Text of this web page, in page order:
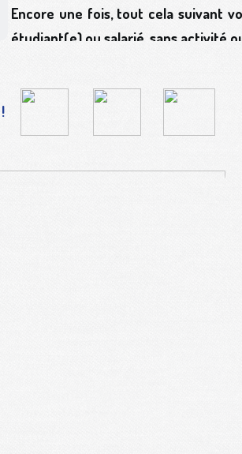
Encore une fois, tout cela suivant
étudiant(e) ou salarié, sans activité